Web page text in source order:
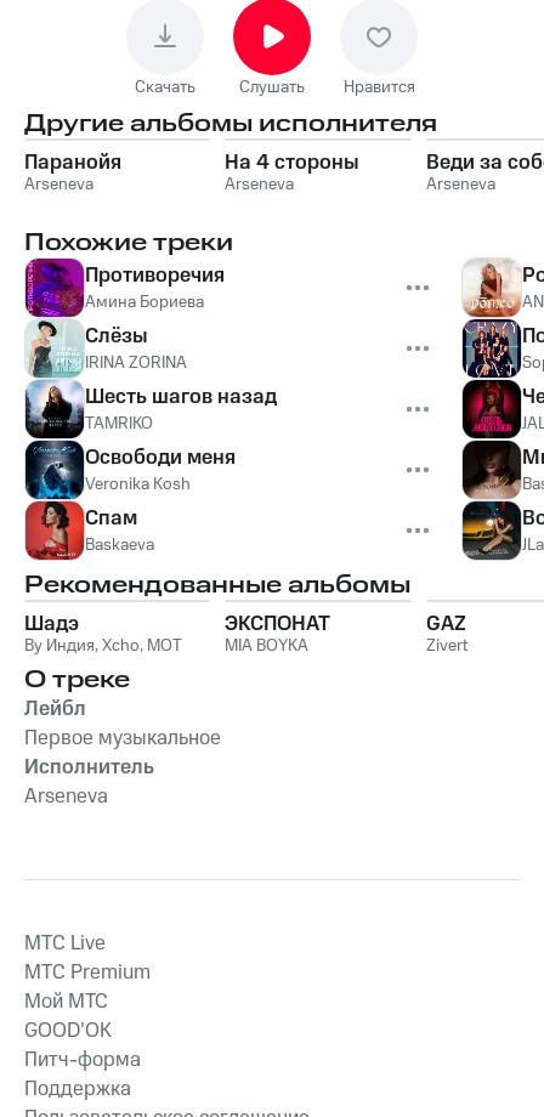
Скачать Слушать Нравится
Другие альбомы исполнителя
Паранойя
Arseneva
На 4 стороны
Arseneva
Веди за
Arseneva
Похожие треки
Противоречия
Амина Бориева
Слёзы
IRINA ZORINA
Шесть шагов назад
TAMRIKO
Освободи меня
Veronika Kosh
Спам
Baskaeva JLa
Рекомендованные альбомы
Шадэ
By Индия,Xcho, MOT
ЭКСПОНАТ
MIA BOYKA
GAZ
Zivert
О треке
Лейбл
Первое музыкальное
Исполнитель
Arseneva
MTС Live
MTС Premium
Мой МТС
GOOD’OK
Питч-форма
Поддержка